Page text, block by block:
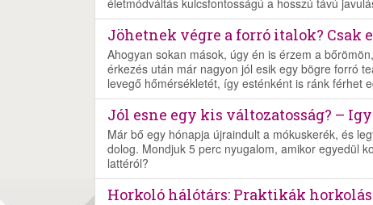
életmódváltás kulcsfontosságú a hosszú távú
Jöhetnek végre a forró italok? Csak
Ahogyan sokan mások, úgy én is érzem a
érkezés után már nagyon jól esik egy bögre forró
levegő hőmérsékletét, így esténként is ránk férhet
Jól esne egy kis változatosság? –
Már bő egy hónapja újraindult a mókuskerék, és
dolog. Mondjuk 5 perc nyugalom, amikor egyedül
lattéról?
Horkoló hálótárs: Praktikák